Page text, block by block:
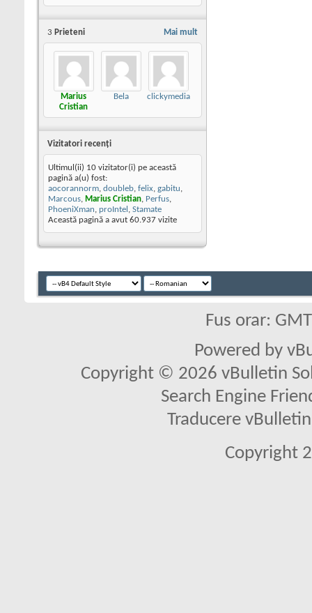
Mai mult
3 Prieteni
Marius
Cristian
Bela clickymedia
Vizitatori recenţi
Ultimul(ii) 10 vizitator(i) pe această
pagină a(u) fost:
aocorannorm, doubleb, felix, gabitu,
Marcous, Marius Cristian, Perfus,
PhoeniXman, proIntel , Stamate
Această pagină a avut 60.937 vizite
Fus orar:
Powered by
Copyright © 2026 vBulletin
Search Engine
Traducere
Copyright